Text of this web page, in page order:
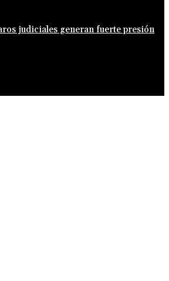
judiciales generan fuerte presión